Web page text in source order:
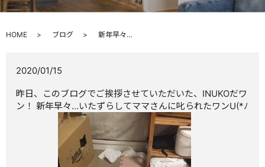
HOME ブログ 新年早々…
2020/01/15
昨日、このブログでご挨拶させていただいた、INUKOだワ
ン！ 新年早々…いたずらしてママさんに叱られたワンU(*ﾉ